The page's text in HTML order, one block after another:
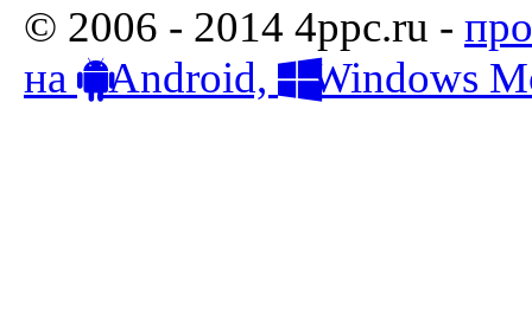
© 2006 - 2014 4ppc.ru -
на
Android, Windows